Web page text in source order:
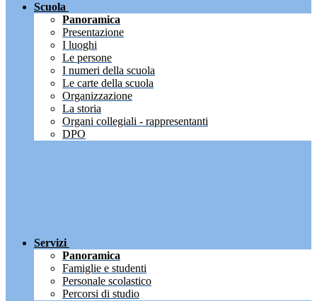
Scuola
Panoramica
Presentazione
I luoghi
Le persone
I numeri della scuola
Le carte della scuola
Organizzazione
La storia
Organi collegiali - rappresentanti
DPO
Servizi
Panoramica
Famiglie e studenti
Personale scolastico
Percorsi di studio